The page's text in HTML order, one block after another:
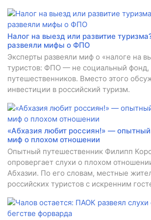
Налог на выезд или развитие
развеяли мифы о ФПО
Эксперты развеяли миф о «налоге на
туристов: ФПО — не социальный фонд,
путешественников. Вместо этого
инвестиции в российский туризм.
«Абхазия любит россиян!» — опытный
миф о плохом отношении
Опытный путешественник Филипп
опровергает слухи о плохом
Абхазии. По его словам, местные
российских туристов с искренним